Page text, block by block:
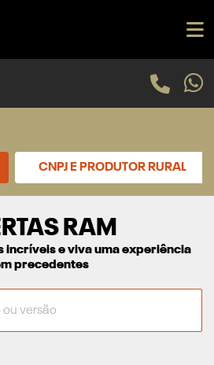
CNPJ E PRODUTOR RURAL
RAM
incríveis e viva uma experiência
precedentes